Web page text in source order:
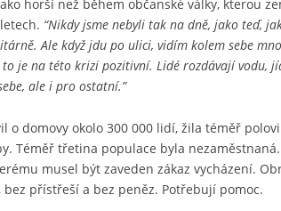
horší než během občanské války, kterou
“Nikdy jsme nebyli tak na dně, jako teď,
Ale když jdu po ulici, vidím kolem sebe
je na této krizi pozitivní. Lidé rozdávají vodu,
ale i pro ostatní.”
o domovy okolo 300 000 lidí, žila téměř
Téměř třetina populace byla
musel být zaveden zákaz vycházení.
přístřeší a bez peněz. Potřebují pomoc.